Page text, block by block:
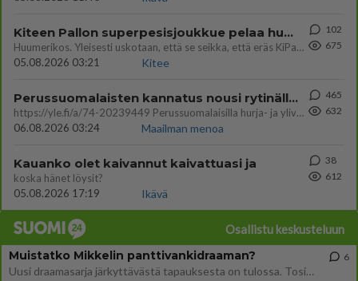
Kiteen Pallon superpesisjoukkue pelaa huumeiden vaikutuksen alaisena
Huumerikos. Yleisesti uskotaan, että se seikka, että eräs KiPan pelaaja kärähtää huumeista, on vain jäävuoren huippu. M
05.08.2026 03:21
Kitee
102
675
Perussuomalaisten kannatus nousi rytinällä Ylen tänään julkaisemassa tuoreimmassa gallup-kyselyssä.
https://yle.fi/a/74-20239449 Perussuomalaisilla hurja- ja ylivoimaisesti suurin nousu tässä uudessa Ylen gallupissa. Kyl
06.08.2026 03:24
Maailman menoa
465
632
Kauanko olet kaivannut kaivattuasi ja
koska hänet löysit?
05.08.2026 17:19
Ikävä
38
612
Osallistu keskusteluun
Muistatko Mikkelin panttivankidraaman?
Uusi draamasarja järkyttävästä tapauksesta on tulossa. Tositapahtumiin perustuva sarja ammentaa vuoden 1986 Mikkelin pan
6